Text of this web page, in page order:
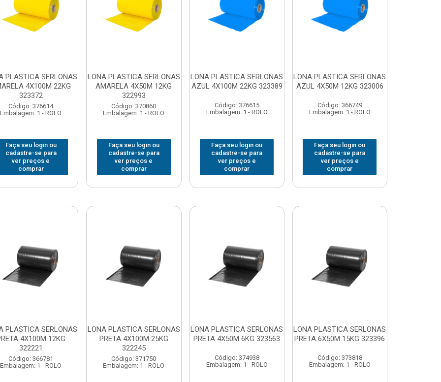
PLASTICA SERLONAS
4X100M 22KG
323372
Código: 376614
Embalagem: 1 - ROLO
Faça seu login ou
cadastre-se para
ver preços e
comprar
LONA PLASTICA SERLONAS
AMARELA 4X50M 12KG
322993
Código: 370860
Embalagem: 1 - ROLO
Faça seu login ou
cadastre-se para
ver preços e
comprar
LONA PLASTICA SERLONAS
AZUL 4X100M 22KG 323389
Código: 376615
Embalagem: 1 - ROLO
Faça seu login ou
cadastre-se para
ver preços e
comprar
LONA PLASTICA SERLONAS
AZUL 4X50M 12KG 323006
Código: 366749
Embalagem: 1 - ROLO
Faça seu login ou
cadastre-se para
ver preços e
comprar
PLASTICA SERLONAS
4X100M 12KG
322221
Código: 366781
Embalagem: 1 - ROLO
LONA PLASTICA SERLONAS
PRETA 4X100M 25KG
322245
Código: 371750
Embalagem: 1 - ROLO
LONA PLASTICA SERLONAS
PRETA 4X50M 6KG 323563
Código: 374938
Embalagem: 1 - ROLO
LONA PLASTICA SERLONAS
PRETA 6X50M 15KG 323396
Código: 373818
Embalagem: 1 - ROLO